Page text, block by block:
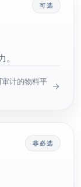
可选
计的物料平
非必选